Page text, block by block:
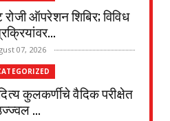
ऑपरेशन शिबिर; विविध
07, 2026
कुलकर्णीचे वैदिक परीक्षेत
...